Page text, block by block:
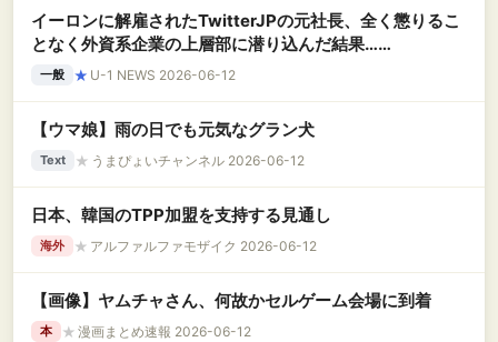
イーロンに解雇されたTwitterJPの元社長、全く懲りるこ
となく外資系企業の上層部に潜り込んだ結果……
一般 ★ U-1 NEWS 2026-06-12
【ウマ娘】雨の日でも元気なグラン犬
Text ★ うまぴょいチャンネル 2026-06-12
日本、韓国のTPP加盟を支持する見通し
海外 ★ アルファルファモザイク 2026-06-12
【画像】ヤムチャさん、何故かセルゲーム会場に到着
本 ★ 漫画まとめ速報 2026-06-12